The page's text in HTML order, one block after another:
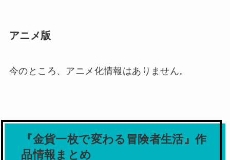
アニメ版
今のところ、アニメ化情報はありません。
『金貨一枚で変わる冒険者生活』作
品情報まとめ